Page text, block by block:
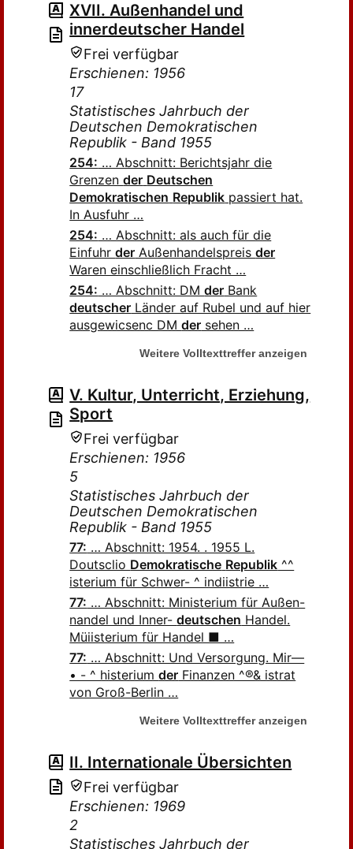
XVII. Außenhandel und
innerdeutscher Handel
Frei verfügbar
Erschienen: 1956
17
Statistisches Jahrbuch der
Deutschen Demokratischen
Republik - Band 1955
254: … Abschnitt: Berichtsjahr die
Grenzender Deutschen
Demokratischen Republik passiert hat.
In Ausfuhr …
254: … Abschnitt: als auch für die
Einfuhrder Außenhandelspreisder
Waren einschließlich Fracht …
254: … Abschnitt: DMder Bank
deutscher Länder auf Rubel und auf hier
ausgewicsenc DMder sehen …
Weitere Volltexttreffer anzeigen
V. Kultur, Unterricht, Erziehung,
Sport
Frei verfügbar
Erschienen: 1956
5
Statistisches Jahrbuch der
Deutschen Demokratischen
Republik - Band 1955
77: … Abschnitt: 1954. . 1955 L.
Doutsclio Demokratische Republik ^^
isterium für Schwer- ^ indiistrie …
77: … Abschnitt: Ministerium für Außen-
nandel und Inner-deutschen Handel.
Müiisterium für Handel ■ …
77: … Abschnitt: Und Versorgung. Mir—
• - ^ histeriumder Finanzen ^®& istrat
von Groß-Berlin …
Weitere Volltexttreffer anzeigen
II. Internationale Übersichten
Frei verfügbar
Erschienen: 1969
2
Statistisches Jahrbuch der